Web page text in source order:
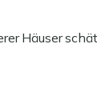
Häuser